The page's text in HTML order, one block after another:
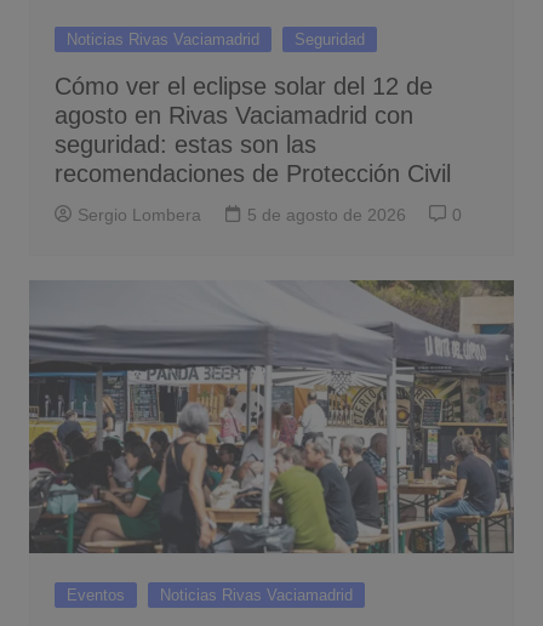
Noticias Rivas Vaciamadrid Seguridad
Cómo ver el eclipse solar del 12 de
agosto en Rivas Vaciamadrid con
seguridad: estas son las
recomendaciones de Protección Civil
Sergio Lombera 5 de agosto de 2026 0
Eventos Noticias Rivas Vaciamadrid